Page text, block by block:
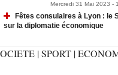
Mercredi 31 Mai 2023 -
Fêtes consulaires à Lyon : le
sur la diplomatie économique
|SPORT |